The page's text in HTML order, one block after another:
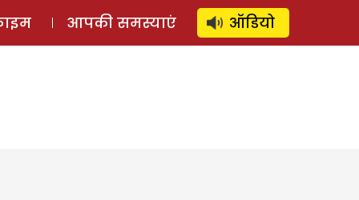
लॉग इन ⚲ SUBSCRIBE
आपकी समस्याएं ऑडियो